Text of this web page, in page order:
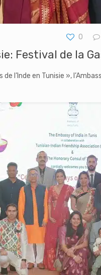
0
Festival de la
l’Inde en Tunisie »,